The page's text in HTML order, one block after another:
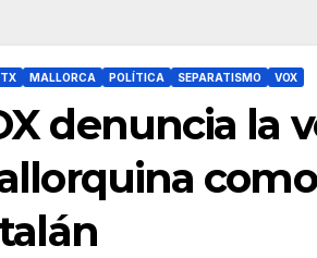
MALLORCA POLÍTICA SEPARATISMO VOX
denuncia la